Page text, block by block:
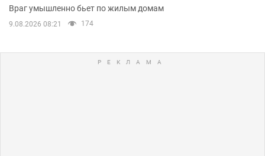
Враг умышленно бьет по жилым домам
9.08.2026 08:21 174